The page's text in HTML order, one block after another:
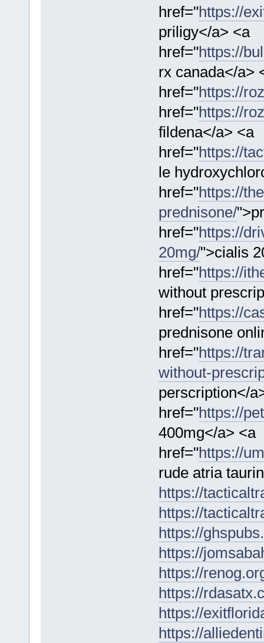
href="https://
priligy</a> <a
href="https://
rx canada</a>
href="https://
href="https://
fildena</a> <a
href="https://
le
href="https://
prednisone/
href="https://
20mg/">cialis
href="https://
without
href="https://
prednisone
href="https://
without-
perscription</
href="https://
400mg</a> <a
href="https://
rude atria
https://
https://
https://
https://
https://
https://
https://
https://